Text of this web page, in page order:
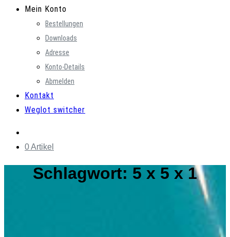
Mein Konto
Bestellungen
Downloads
Adresse
Konto-Details
Abmelden
Kontakt
Weglot switcher
0 Artikel
Schlagwort: 5 x 5 x 1